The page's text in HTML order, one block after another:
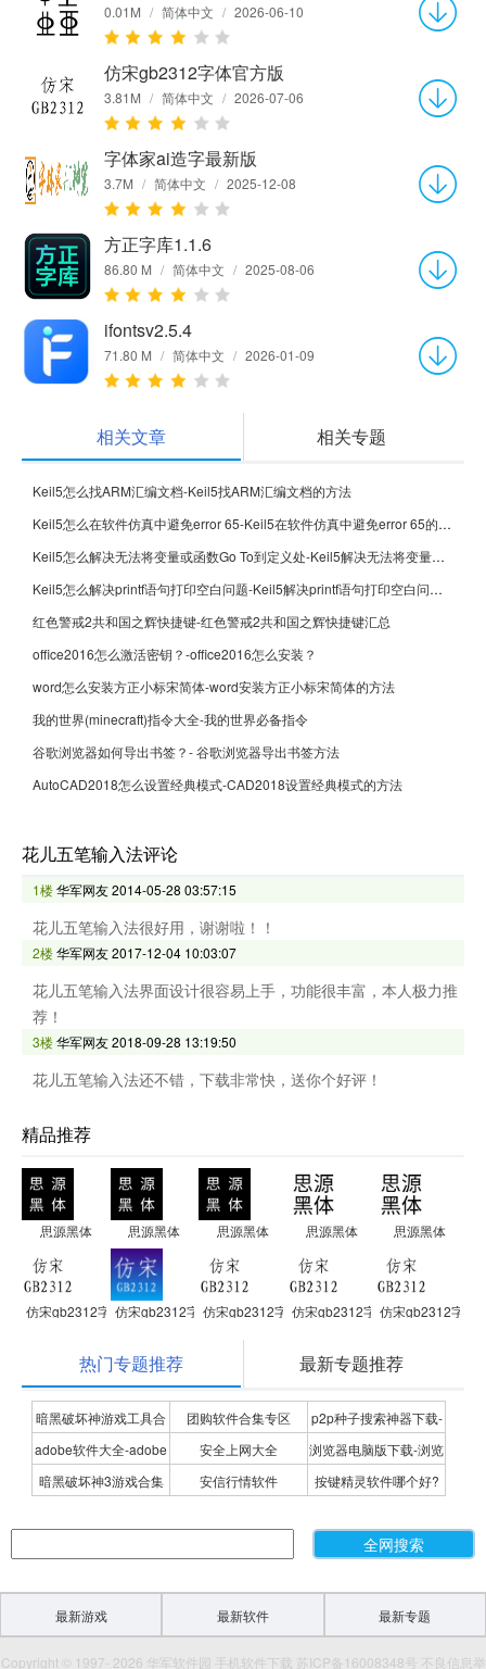
0.01M / 简体中文 / 2026-06-10
仿宋gb2312字体官方版
3.81M / 简体中文 / 2026-07-06
字体家ai造字最新版
3.7M / 简体中文 / 2025-12-08
方正字库1.1.6
86.80 M / 简体中文 / 2025-08-06
ifontsv2.5.4
71.80 M / 简体中文 / 2026-01-09
相关文章 相关专题
Keil5怎么找ARM汇编文档-Keil5找ARM汇编文档的方法
Keil5怎么在软件仿真中避免error 65-Keil5在软件仿真中避免error 65的方法
Keil5怎么解决无法将变量或函数Go To到定义处-Keil5解决无法将变量或函数Go To到定义处的方法
Keil5怎么解决printf语句打印空白问题-Keil5解决printf语句打印空白问题的方法
红色警戒2共和国之辉快捷键-红色警戒2共和国之辉快捷键汇总
office2016怎么激活密钥？-office2016怎么安装？
word怎么安装方正小标宋简体-word安装方正小标宋简体的方法
我的世界(minecraft)指令大全-我的世界必备指令
谷歌浏览器如何导出书签？- 谷歌浏览器导出书签方法
AutoCAD2018怎么设置经典模式-CAD2018设置经典模式的方法
花儿五笔输入法评论
1楼华军网友2014-05-28 03:57:15
花儿五笔输入法很好用，谢谢啦！！
2楼华军网友2017-12-04 10:03:07
花儿五笔输入法界面设计很容易上手，功能很丰富，本人极力推
荐！
3楼华军网友2018-09-28 13:19:50
花儿五笔输入法还不错，下载非常快，送你个好评！
精品推荐
思源黑体 思源黑体 思源黑体 思源黑体 思源黑体
仿宋gb2312字体仿宋gb2312字体仿宋gb2312字体仿宋gb2312字体仿宋gb2312字体
热门专题推荐 最新专题推荐
暗黑破坏神游戏工具合
集
团购软件合集专区
p2p种子搜索神器下载-
P2P种子搜索神器专题
adobe软件大全-adobe
全系列软件下载-adobe
安全上网大全
浏览器电脑版下载-浏览
器下载合集
暗黑破坏神3游戏合集 安信行情软件
按键精灵软件哪个好?
最新游戏 最新软件 最新专题
Copyright © 1997- 2026 华军软件园 手机软件下载 苏ICP备16008348号 不良信息举